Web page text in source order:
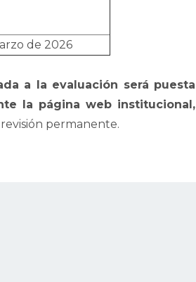
de 2026
a la evaluación será puesta
la página web institucional,
permanente.